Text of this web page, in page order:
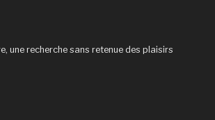
une recherche sans retenue des plaisirs